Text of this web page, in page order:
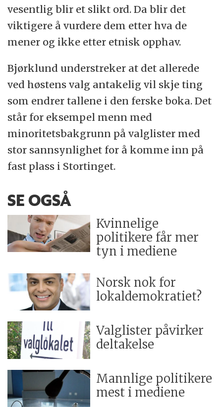
vesentlig blir et slikt ord. Da blir det
viktigere å vurdere dem etter hva de
mener og ikke etter etnisk opphav.
Bjørklund understreker at det allerede
ved høstens valg antakelig vil skje ting
som endrer tallene i den ferske boka. Det
står for eksempel menn med
minoritetsbakgrunn på valglister med
stor sannsynlighet for å komme inn på
fast plass i Stortinget.
SE OGSÅ
Kvinnelige
politikere får mer
tyn i mediene
Norsk nok for
lokaldemokratiet?
Valglister påvirker
deltakelse
Mannlige politikere
mest i mediene